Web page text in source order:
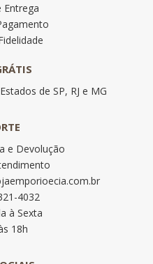
Entrega
de SP, RJ e MG
e Devolução
4032
à Sexta
18h